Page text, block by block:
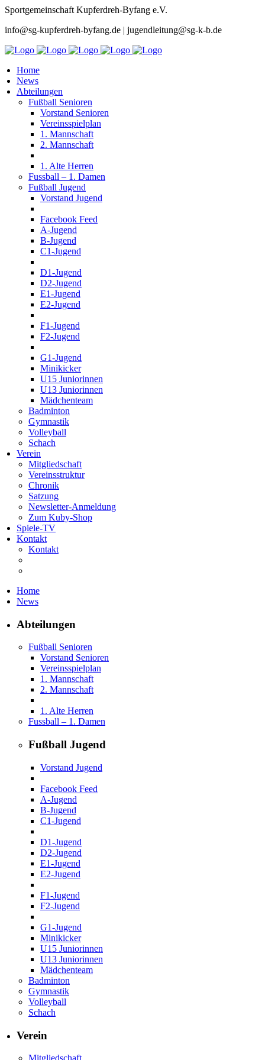
Sportgemeinschaft Kupferdreh-Byfang e.V.
info@sg-kupferdreh-byfang.de | jugendleitung@sg-k-b.de
Home
News
Abteilungen
Fußball Senioren
Vorstand Senioren
Vereinsspielplan
1. Mannschaft
2. Mannschaft
1. Alte Herren
Fussball – 1. Damen
Fußball Jugend
Vorstand Jugend
Facebook Feed
A-Jugend
B-Jugend
C1-Jugend
D1-Jugend
D2-Jugend
E1-Jugend
E2-Jugend
F1-Jugend
F2-Jugend
G1-Jugend
Minikicker
U15 Juniorinnen
U13 Juniorinnen
Mädchenteam
Badminton
Gymnastik
Volleyball
Schach
Verein
Mitgliedschaft
Vereinsstruktur
Chronik
Satzung
Newsletter-Anmeldung
Zum Kuby-Shop
Spiele-TV
Kontakt
Kontakt
Home
News
Abteilungen
Fußball Senioren
Vorstand Senioren
Vereinsspielplan
1. Mannschaft
2. Mannschaft
1. Alte Herren
Fussball – 1. Damen
Fußball Jugend
Vorstand Jugend
Facebook Feed
A-Jugend
B-Jugend
C1-Jugend
D1-Jugend
D2-Jugend
E1-Jugend
E2-Jugend
F1-Jugend
F2-Jugend
G1-Jugend
Minikicker
U15 Juniorinnen
U13 Juniorinnen
Mädchenteam
Badminton
Gymnastik
Volleyball
Schach
Verein